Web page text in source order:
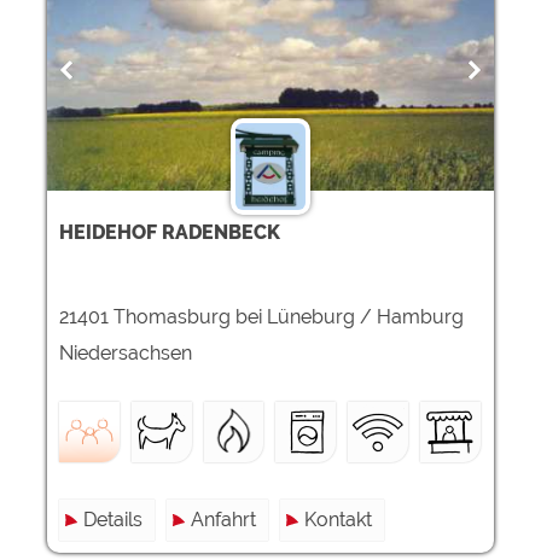
HEIDEHOF RADENBECK
21401 Thomasburg bei Lüneburg / Hamburg
Niedersachsen
Details Anfahrt Kontakt
Google Remarketing
https://policies.google.com/privacy
Die Cookieeinstellungen können jeder Zeit im Footer
über "COOKIES" geändert werden!